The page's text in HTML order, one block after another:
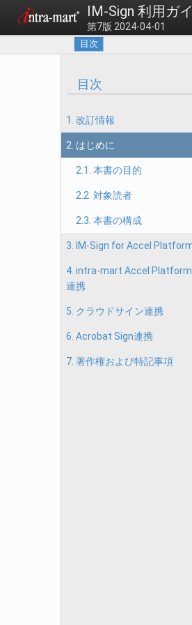
IM-Sign 利用ガ
第7版 2024-04-01
目次
目次
1. 改訂情報
2. はじめに
2.1. 本書の目的
2.2. 対象読者
2.3. 本書の構成
3. IM-Sign for Accel
4. intra-mart Accel
連携
5. クラウドサイン連携
6. Acrobat Sign連携
7. 著作権および特記事項